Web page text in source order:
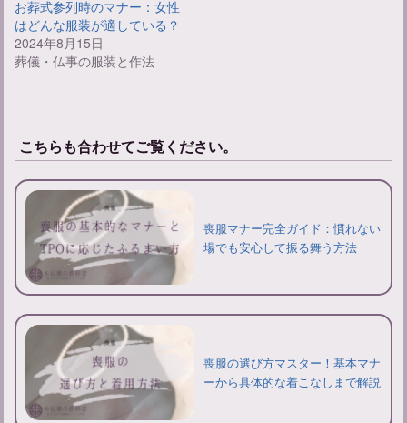
お葬式参列時のマナー：女性
はどんな服装が適している？
2024年8月15日
葬儀・仏事の服装と作法
こちらも合わせてご覧ください。
喪服マナー完全ガイド：慣れない
場でも安心して振る舞う方法
喪服の選び方マスター！基本マナ
ーから具体的な着こなしまで解説